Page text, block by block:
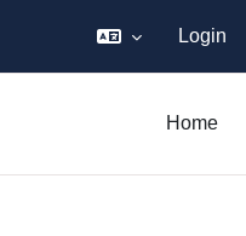
Login
Home